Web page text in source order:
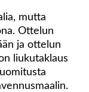
mutta
Ottelun
ja ottelun
liukutaklaus